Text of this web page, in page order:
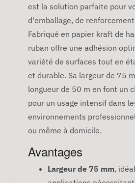
est la solution parfaite pour
d'emballage, de
Fabriqué en papier kraft de
ruban offre une adhésion
variété de surfaces tout en
et durable. Sa largeur de 75
longueur de 50 m en font un
pour un usage intensif dans
environnements
ou même à domicile.
Avantages
Largeur de 75 mm,